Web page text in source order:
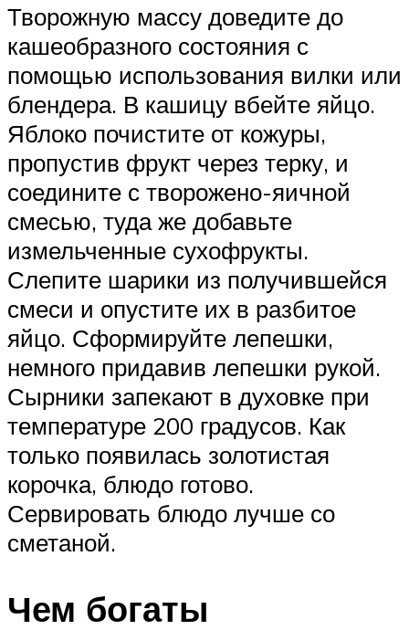
Творожную массу доведите до
кашеобразного состояния с
помощью использования вилки или
блендера. В кашицу вбейте яйцо.
Яблоко почистите от кожуры,
пропустив фрукт через терку, и
соедините с творожено-яичной
смесью, туда же добавьте
измельченные сухофрукты.
Слепите шарики из получившейся
смеси и опустите их в разбитое
яйцо. Сформируйте лепешки,
немного придавив лепешки рукой.
Сырники запекают в духовке при
температуре 200 градусов. Как
только появилась золотистая
корочка, блюдо готово.
Сервировать блюдо лучше со
сметаной.
Чем богаты